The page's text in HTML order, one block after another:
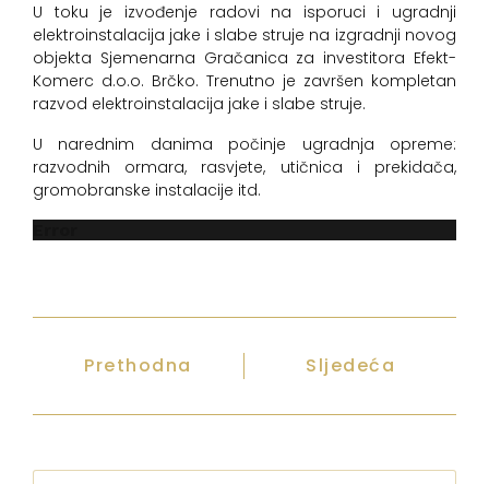
U toku je izvođenje radovi na isporuci i ugradnji
elektroinstalacija jake i slabe struje na izgradnji novog
objekta Sjemenarna Gračanica za investitora Efekt-
Komerc d.o.o. Brčko. Trenutno je završen kompletan
razvod elektroinstalacija jake i slabe struje.
U narednim danima počinje ugradnja opreme:
razvodnih ormara, rasvjete, utičnica i prekidača,
gromobranske instalacije itd.
Prethodna Sljedeća